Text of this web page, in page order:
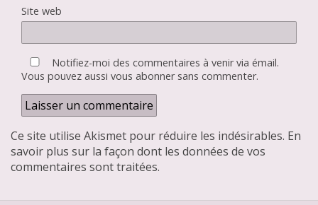
Site web
Notifiez-moi des commentaires à venir via émail.
Vous pouvez aussi vous abonnersans commenter.
Ce site utilise Akismet pour réduire les indésirables. En
savoir plus sur la façon dont les données de vos
commentaires sont traitées.